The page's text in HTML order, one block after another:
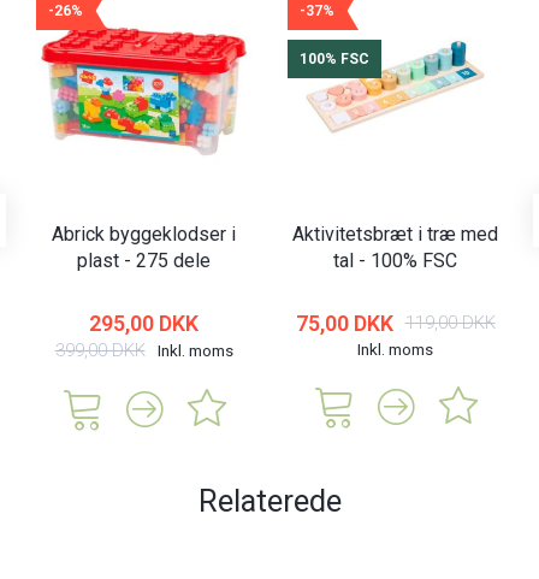
-26%
Abrick byggeklodser i
plast - 275 dele
295,00 DKK
399,00 DKK Inkl. moms
-37%
100% FSC
Aktivitetsbræt i træ med
tal - 100% FSC
75,00 DKK 119,00 DKK
Inkl. moms
Relaterede